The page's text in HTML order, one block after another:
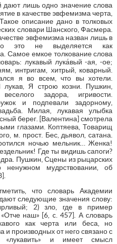
дают лишь одно значение слова
в качестве эвфемизма черта,
описание дано в толковых
словари Шанского, Фасмера.
эвфемизма назван лишь в
это не выделяется как
Самое емкое толкование слова
лукавый лука́вый -ая, -ое;
интригам, хитрый, коварный.
я во всем, что вы хотели.
Я строю козни. Пушкин,
задора, игривости.
и подпевали задорному,
Милая, лукавая улыбка
берег. [Валентина] смотрела
глазами. Коптяева, Товарищ
м. прост. Бес, дьявол, сатана.
ночью мельник… Женка!
Где ты видишь сапоги?
Пушкин, Сцены из рыцарских
мудрствовании, об
что словарь Академии
следующие значения слову:
2) зло, где в пример
наш» [6, c. 457]. А словарь
как черта или беса, но
и производных от него связано с
«лукавить» и имеет смысл